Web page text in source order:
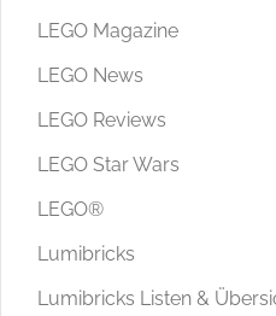
LEGO Magazine
LEGO News
LEGO Reviews
LEGO Star Wars
LEGO®
Lumibricks
Lumibricks Listen &